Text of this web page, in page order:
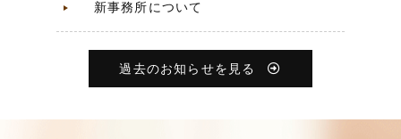
新事務所について
過去のお知らせを見る